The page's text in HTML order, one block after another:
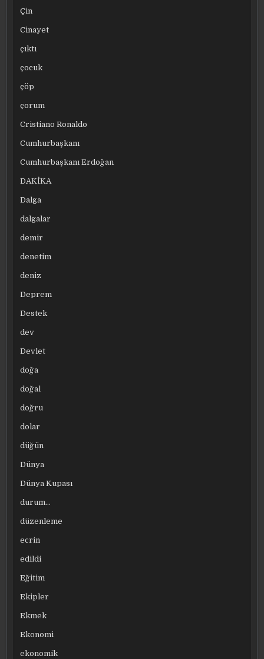
Çin
Cinayet
çıktı
çocuk
çöp
çorum
Cristiano Ronaldo
Cumhurbaşkanı
Cumhurbaşkanı Erdoğan
DAKİKA
Dalga
dalgalar
demir
denetim
deniz
Deprem
Destek
dev
Devlet
doğa
doğal
doğru
dolar
düğün
Dünya
Dünya Kupası
durum…
düzenleme
ecrin
edildi
Eğitim
Ekipler
Ekmek
Ekonomi
ekonomik